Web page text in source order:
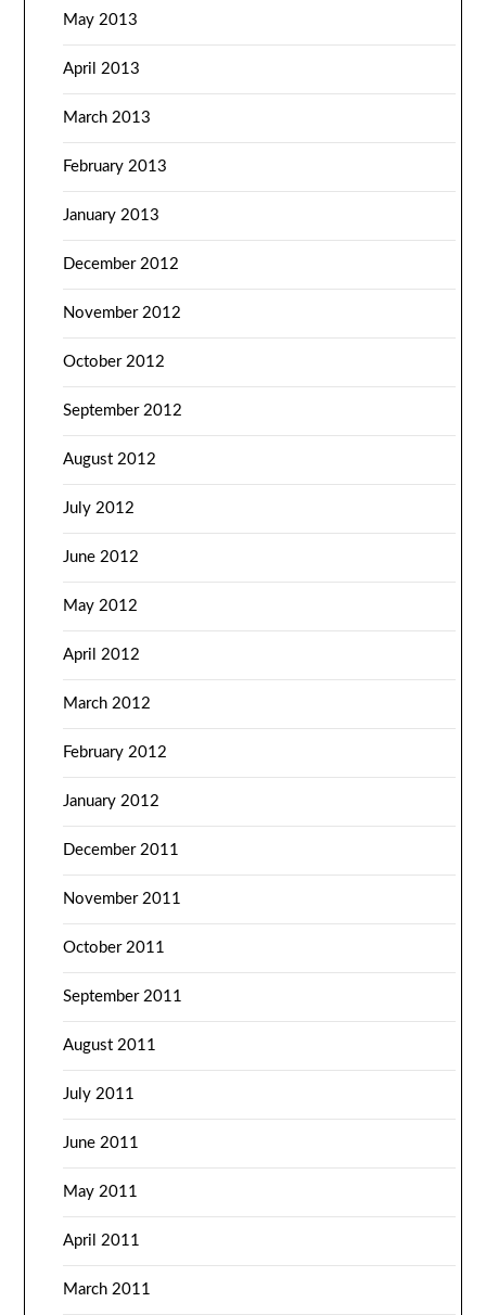
May 2013
April 2013
March 2013
February 2013
January 2013
December 2012
November 2012
October 2012
September 2012
August 2012
July 2012
June 2012
May 2012
April 2012
March 2012
February 2012
January 2012
December 2011
November 2011
October 2011
September 2011
August 2011
July 2011
June 2011
May 2011
April 2011
March 2011